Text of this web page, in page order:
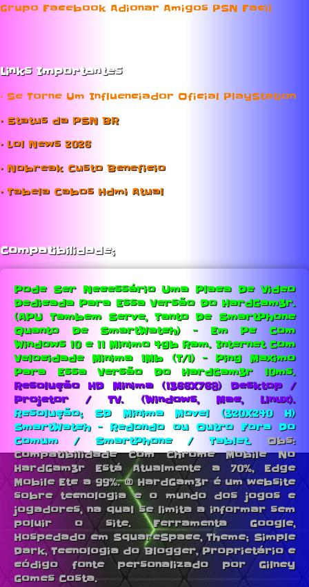
Grupo Facebook Adionar Amigos PSN Facil
Links Importantes
• Se Torne Um Influenciador Oficial PlayStation
• Status da PSN BR
• Lol News 2026
• Nobreak Custo Beneficio
• Tabela Cabos Hdmi Atual
Compatibilidade;
Pode Ser Necessário Uma Placa De Video
Dedicada Para Essa Versão Do HardGam3r.
(APU Tambem Serve, Tanto De SmartPhone
Quanto De SmartWatch) - Em Pc Com
Windows 10 e 11 Minimo 4gb Ram. Internet Com
Velocidade Minima 1Mb (T/1) - Ping Maximo
Para Essa Versão Do HardGam3r 10ms.
Resolução HD Minima (1366X768) Desktop /
Projetor / TV. (Windows, Mac, Linux).
Resolução; SD Minima Movel (320X240 H)
SmartWatch - Redondo ou Outro Fora Do
Comum / SmartPhone / Tablet.Obs:
Compatibilidade Com Chrome Mobile No
HardGam3r Está Atualmente a 70%, Edge
Mobile Etc a 99%. © HardGam3r é um website
sobre tecnologia e o mundo dos jogos e
jogadores, na qual se limita a informar sem
poluir o site. Ferramenta Google,
Hospedado em SquareSpace, Theme; Simple
Dark, Tecnologia do Blogger, Proprietário e
código fonte personalizado por Gilney
Gomes Costa.